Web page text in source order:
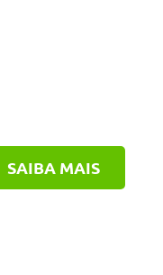
SAIBA MAIS